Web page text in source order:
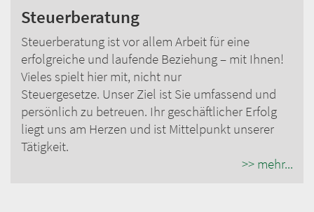
Steuerberatung
Steuerberatung ist vor allem Arbeit für eine
erfolgreiche und laufende Beziehung – mit Ihnen!
Vieles spielt hier mit, nicht nur
Steuergesetze. Unser Ziel ist Sie umfassend und
persönlich zu betreuen. Ihr geschäftlicher Erfolg
liegt uns am Herzen und ist Mittelpunkt unserer
Tätigkeit.
>> mehr...